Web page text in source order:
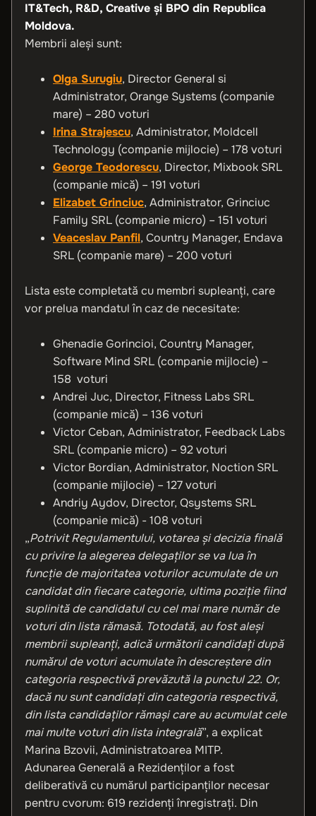
IT&Tech, R&D, Creative și BPO din Republica
Moldova.
Membrii aleși sunt:
Olga Surugiu, Director General si
Administrator, Orange Systems (companie
mare) – 280 voturi
Irina Strajescu, Administrator, Moldcell
Technology (companie mijlocie) – 178 voturi
George Teodorescu, Director, Mixbook SRL
(companie mică) – 191 voturi
Elizabet Grinciuc, Administrator, Grinciuc
Family SRL (companie micro) – 151 voturi
Veaceslav Panfil, Country Manager, Endava
SRL (companie mare) – 200 voturi
Lista este completată cu membri supleanți, care
vor prelua mandatul în caz de necesitate:
Ghenadie Gorincioi, Country Manager,
Software Mind SRL (companie mijlocie) –
158 voturi
Andrei Juc, Director, Fitness Labs SRL
(companie mică) – 136 voturi
Victor Ceban, Administrator, Feedback Labs
SRL (companie micro) – 92 voturi
Victor Bordian, Administrator, Noction SRL
(companie mijlocie) – 127 voturi
Andriy Aydov, Director, Qsystems SRL
(companie mică) - 108 voturi
„Potrivit Regulamentului, votarea și decizia finală
cu privire la alegerea delegaților se va lua în
funcție de majoritatea voturilor acumulate de un
candidat din fiecare categorie, ultima poziție fiind
suplinită de candidatul cu cel mai mare număr de
voturi din lista rămasă. Totodată, au fost aleși
membrii supleanți, adică următorii candidați după
numărul de voturi acumulate în descreștere din
categoria respectivă prevăzută la punctul 22. Or,
dacă nu sunt candidați din categoria respectivă,
din lista candidaților rămași care au acumulat cele
mai multe voturi din lista integrală”, a explicat
Marina Bzovii, Administratoarea MITP.
Adunarea Generală a Rezidenților a fost
deliberativă cu numărul participanților necesar
pentru cvorum: 619 rezidenți înregistrați. Din